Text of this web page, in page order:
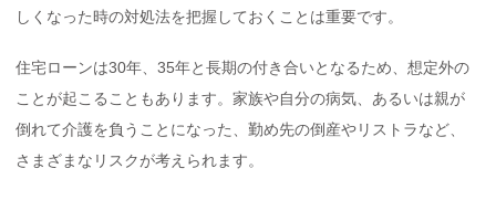
しくなった時の対処法を把握しておくことは重要です。
住宅ローンは30年、35年と長期の付き合いとなるため、想定外の
ことが起こることもあります。家族や自分の病気、あるいは親が
倒れて介護を負うことになった、勤め先の倒産やリストラなど、
さまざまなリスクが考えられます。